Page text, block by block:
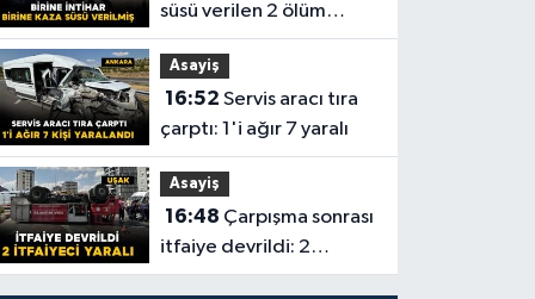
süsü verilen 2 ölüm
aydınlatıldı
Asayiş
16:52
çarptı: 1'i ağır 7 yaralı
Asayiş
16:48
itfaiye devrildi: 2
itfaiyeci yaralı